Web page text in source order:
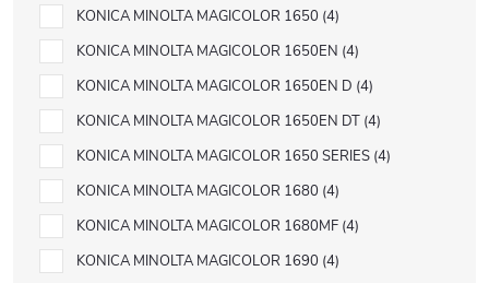
KONICA MINOLTA MAGICOLOR 1650 4
KONICA MINOLTA MAGICOLOR 1650EN 4
KONICA MINOLTA MAGICOLOR 1650EN D 4
KONICA MINOLTA MAGICOLOR 1650EN DT 4
KONICA MINOLTA MAGICOLOR 1650 SERIES 4
KONICA MINOLTA MAGICOLOR 1680 4
KONICA MINOLTA MAGICOLOR 1680MF 4
KONICA MINOLTA MAGICOLOR 1690 4